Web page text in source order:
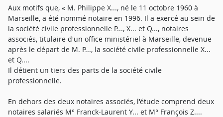
Aux motifs que, « M. Philippe X..., né le 11 octobre 1960 à
Marseille, a été nommé notaire en 1996. Il a exercé au sein de
la société civile professionnelle P..., X... et Q..., notaires
associés, titulaire d'un office ministériel à Marseille, devenue
après le départ de M. P..., la société civile professionnelle X...
et Q....
Il détient un tiers des parts de la société civile
professionnelle.
En dehors des deux notaires associés, l'étude comprend deux
notaires salariés M° Franck-Laurent Y... et M° François Z....